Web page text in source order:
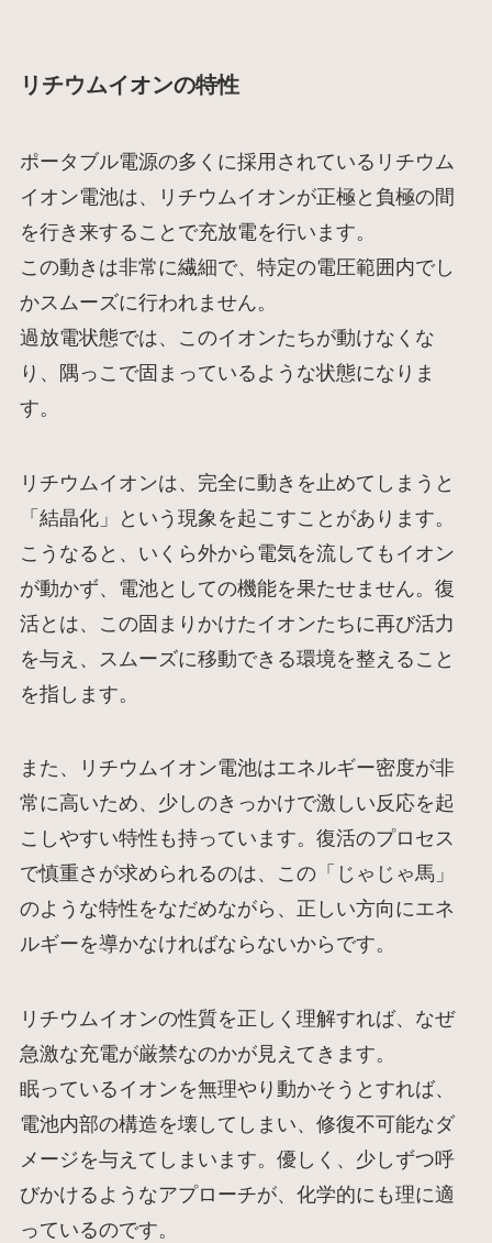
リチウムイオンの特性
ポータブル電源の多くに採用されているリチウム
イオン電池は、リチウムイオンが正極と負極の間
を行き来することで充放電を行います。
この動きは非常に繊細で、特定の電圧範囲内でし
かスムーズに行われません。
過放電状態では、このイオンたちが動けなくな
り、隅っこで固まっているような状態になりま
す。
リチウムイオンは、完全に動きを止めてしまうと
「結晶化」という現象を起こすことがあります。
こうなると、いくら外から電気を流してもイオン
が動かず、電池としての機能を果たせません。復
活とは、この固まりかけたイオンたちに再び活力
を与え、スムーズに移動できる環境を整えること
を指します。
また、リチウムイオン電池はエネルギー密度が非
常に高いため、少しのきっかけで激しい反応を起
こしやすい特性も持っています。復活のプロセス
で慎重さが求められるのは、この「じゃじゃ馬」
のような特性をなだめながら、正しい方向にエネ
ルギーを導かなければならないからです。
リチウムイオンの性質を正しく理解すれば、なぜ
急激な充電が厳禁なのかが見えてきます。
眠っているイオンを無理やり動かそうとすれば、
電池内部の構造を壊してしまい、修復不可能なダ
メージを与えてしまいます。優しく、少しずつ呼
びかけるようなアプローチが、化学的にも理に適
っているのです。